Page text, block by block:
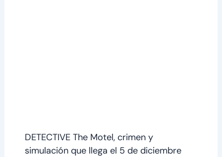
DETECTIVE The Motel, crimen y
simulación que llega el 5 de diciembre